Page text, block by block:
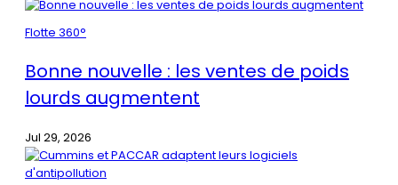
Flotte 360°
Bonne nouvelle : les ventes de poids
lourds augmentent
Jul 29, 2026